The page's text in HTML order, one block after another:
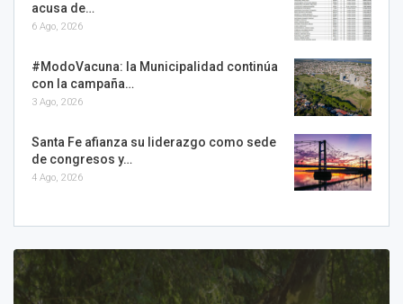
acusa de…
6 Ago, 2026
#ModoVacuna: la Municipalidad continúa
con la campaña…
3 Ago, 2026
Santa Fe afianza su liderazgo como sede
de congresos y…
4 Ago, 2026